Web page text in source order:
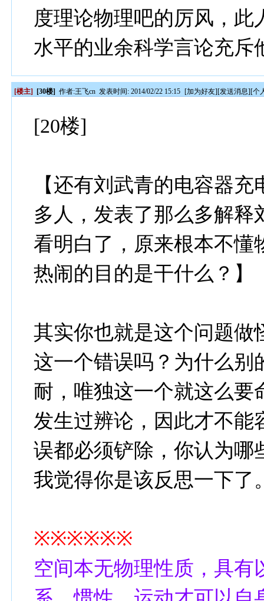
度理论物理吧的厉风，
水平的业余科学言论充斥
[楼主] [30楼] 作者:王飞cn 发表时间: 2014/02/22 15:15 [加为好友][发送消息][个
[20楼]
【还有刘武青的电容器
多人，发表了那么多解释
看明白了，原来根本不懂
热闹的目的是干什么？】
其实你也就是这个问题做
这一个错误吗？为什么别
耐，唯独这一个就这么要
发生过辨论，因此才不能
误都必须铲除，你认为哪
我觉得你是该反思一下了
※※※※※※
空间本无物理性质，具有